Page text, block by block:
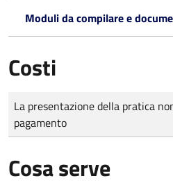
Moduli da compilare e
Costi
Tipo di pagamento
Importo
La presentazione della pratica
pagamento
Cosa serve